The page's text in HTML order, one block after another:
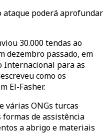
ataque poderá aprofundar
30.000 tendas ao
dezembro passado, em
Internacional para as
como os
El-Fasher.
várias ONGs turcas
de assistência
a abrigo e materiais